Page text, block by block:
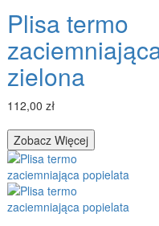
Plisa termo
zielona
112,00 zł
Zobacz Więcej